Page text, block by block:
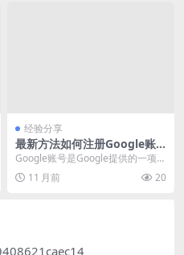
经验分享
最新方法如何注册Google账
号
Google账号是Google提供的一项在
线服务，用户可以通过它访问各种
Goog...
11 月前 20